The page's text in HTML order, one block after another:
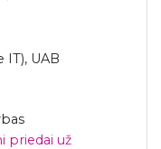
UAB
priedai už